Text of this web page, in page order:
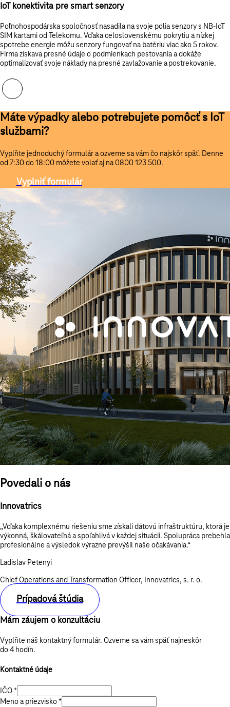
IoT konektivita pre smart senzory
Poľnohospodárska spoločnosť nasadila na svoje polia senzory s NB-IoT
SIM kartami od Telekomu. Vďaka celoslovenskému pokrytiu a nízkej
spotrebe energie môžu senzory fungovať na batériu viac ako 5 rokov.
Firma získava presné údaje o podmienkach pestovania a dokáže
optimalizovať svoje náklady na presné zavlažovanie a postrekovanie.
Máte výpadky alebo potrebujete pomôcť s IoT
službami?
Vyplňte jednoduchý formulár a ozveme sa vám čo najskôr späť. Denne
od 7:30 do 18:00 môžete volať aj na 0800 123 500.
Vyplniť formulár
Povedali o nás
Innovatrics
„Vďaka komplexnému riešeniu sme získali dátovú infraštruktúru, ktorá je
výkonná, škálovateľná a spoľahlivá v každej situácii. Spolupráca prebehla
profesionálne a výsledok výrazne prevýšil naše očakávania.“
Ladislav Petenyi
Chief Operations and Transformation Officer, Innovatrics, s. r. o.
Prípadová štúdia
Mám záujem o konzultáciu
Vyplňte náš kontaktný formulár. Ozveme sa vám späť najneskôr
do 4 hodín.
Kontaktné údaje
IČO *
Meno a priezvisko *